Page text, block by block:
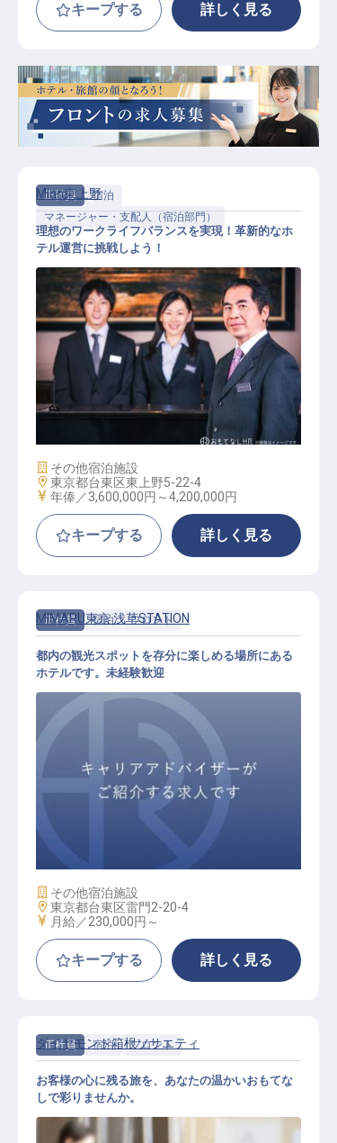
キープする 詳しく見る
正社員
宿泊
マネージャー・支配人（宿泊部門）
ホテルマネージャー
Minn東上野
理想のワークライフバランスを実現！革新的なホ
テル運営に挑戦しよう！
施設業態
その他宿泊施設
勤務地
東京都台東区東上野5-22-4
給与
年俸／3,600,000円～4,200,000円
キープする 詳しく見る
正社員 宿泊 フロント
フロントスタッフ
MIMARU東京 浅草STATION
都内の観光スポットを存分に楽しめる場所にある
ホテルです。未経験歓迎
施設業態
その他宿泊施設
勤務地
東京都台東区雷門2-20-4
給与
月給／230,000円～
キープする 詳しく見る
正社員 宿泊 フロント
ダイヤモンド箱根ソサエティ
お客様の心に残る旅を、あなたの温かいおもてな
しで彩りませんか。